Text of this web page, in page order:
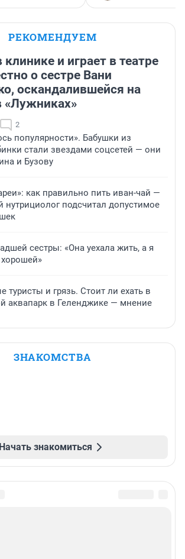
РЕКОМЕНДУЕМ
клинике и играет в театре
о сестре Вани
оскандалившейся на
«Лужниках»
2
популярности». Бабушки из
стали звездами соцсетей — они
и Бузову
как правильно пить иван-чай —
нутрициолог подсчитал допустимое
сестры: «Она уехала жить, а я
туристы и грязь. Стоит ли ехать в
аквапарк в Геленджике — мнение
ЗНАКОМСТВА
Начать знакомиться